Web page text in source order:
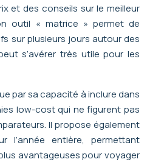
et des conseils sur le meilleur
outil « matrice » permet de
sur plusieurs jours autour des
s’avérer très utile pour les
par sa capacité à inclure dans
low-cost qui ne figurent pas
Il propose également
l’année entière, permettant
avantageuses pour voyager